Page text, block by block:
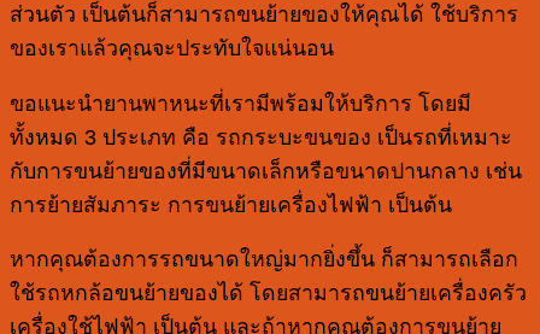
ส่วนตัว เป็นต้นก็สามารถขนย้ายของให้คุณได้ ใช้บริการ
ของเราแล้วคุณจะประทับใจแน่นอน
ขอแนะนำยานพาหนะที่เรามีพร้อมให้บริการ โดยมี
ทั้งหมด 3 ประเภท คือ รถกระบะขนของ เป็นรถที่เหมาะ
กับการขนย้ายของที่มีขนาดเล็กหรือขนาดปานกลาง เช่น
การย้ายสัมภาระ การขนย้ายเครื่องไฟฟ้า เป็นต้น
หากคุณต้องการรถขนาดใหญ่มากยิ่งขึ้น ก็สามารถเลือก
ใช้รถหกล้อขนย้ายของได้ โดยสามารถขนย้ายเครื่องครัว
เครื่องใช้ไฟฟ้า เป็นต้น และถ้าหากคุณต้องการขนย้าย